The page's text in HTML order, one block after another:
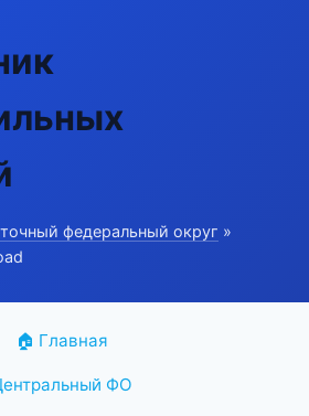
федеральный округ »
🏠 Главная
ФО